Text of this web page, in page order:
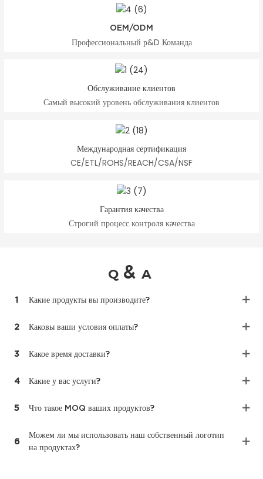
OEM/ODM
Профессиональный р&D Команда
Обслуживание клиентов
Самый высокий уровень обслуживания клиентов
Международная сертификация
CE/ETL/ROHS/REACH/CSA/NSF
Гарантия качества
Строгий процесс контроля качества
Q & A
1 Какие продукты вы производите?
2 Каковы ваши условия оплаты?
3 Какое время доставки?
4 Какие у вас услуги?
5 Что такое MOQ ваших продуктов?
6
Можем ли мы использовать наш собственный логотип
на продуктах?